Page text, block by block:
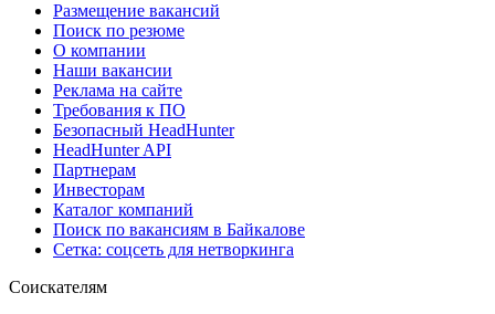
Размещение вакансий
Поиск по резюме
О компании
Наши вакансии
Реклама на сайте
Требования к ПО
Безопасный HeadHunter
HeadHunter API
Партнерам
Инвесторам
Каталог компаний
Поиск по вакансиям в Байкалове
Сетка: соцсеть для нетворкинга
Соискателям